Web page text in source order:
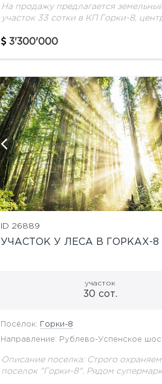
На продажу предлагается
участок 33 сотки в КП Горки-8,
3'300'000
ID 26889
УЧАСТОК У ЛЕСА В ГОРКАХ-8
участок
30 сот.
Посёлок: Горки-8
Направление: Рублево-Успенское
Описание поселка: Строго
поселок "Горки-8". Рядом